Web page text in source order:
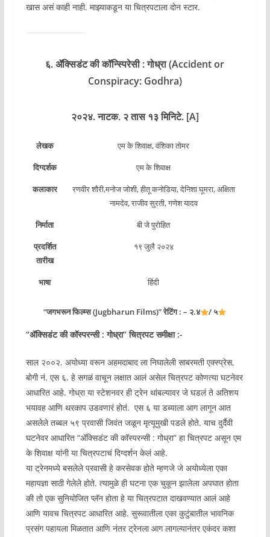
खास असं काही नाही. माझ्याकडून या चित्रपटाला दोन स्टार.
६. ॲक्सिडंट की कॉन्स्पिरेसी : गोध्रा (Accident or
Conspiracy: Godhra)
२०२४. नाटक. २ तास १३ मिनिटे. [A]
लेखक
एम के शिवाक्ष, वंशिका तोमर
दिग्दर्शक
एम के शिवाक्ष
कलाकार
रणवीर शौरी,मनोज जोशी, हीतू कनोडिया, देनिशा घूमरा, अक्षिता
नामदेव, राजीव सुरती, गणेश यादव
निर्माता
बी जे पुरोहित
प्रदर्शित
तारीख
१९ जुलै २०२४
भाषा हिंदी
“जगभरून फिल्म्स (Jugbharun Films)” रेटिंग : – २.४ / ५
“ॲक्सिडंट की कॉस्परन्सी : गोध्रा” चित्रपट समीक्षा :-
साल २००२. अयोध्या वरून अहमदाबाद ला निघालेली साबरमती एक्स्प्रेस,
बोगी नं. एस ६. हे सगळं वाचून लक्षात आलं असेल चित्रपट कोणत्या घटनेवर
आधारित आहे. गोध्रा या स्टेशनवर ही ट्रेन थांबल्यावर जे घडलं ते अतिशय
भयावह आणि थरकाप उडवणारं होतं. ‌ एस ६ या डब्याला आग लागून आत
असलेले तब्बल ५९ प्रवासी जिवंत जळून मृत्यूमुखी पडले होते. याच दुर्दैवी
घटनेवर आधारित “ॲक्सिडंट की कॉस्परन्सी : गोध्रा” हा चित्रपट असून एम
के शिवाक्ष यांनी या चित्रपटाचं दिग्दर्शन केलं आहे.
या ट्रेनमध्ये बसलेले प्रवासी हे करसेवक होते म्हणजे जे अयोध्येला एका
महायज्ञा साठी गेलेले होते. त्यामुळे ही घटना एक चुकून झालेला अपघात होता
की तो एक सुनियोजित प्लॅन होता हे या चित्रपटात दाखवण्यात आलं आहे
आणि यावच चित्रपट आधारित आहे. सुरूवातीला एका कुटुंबातील भावनिक
प्रसंग पहायला मिळतात आणि नंतर ट्रेनला आग लागल्यानंतर एकंदर कशा